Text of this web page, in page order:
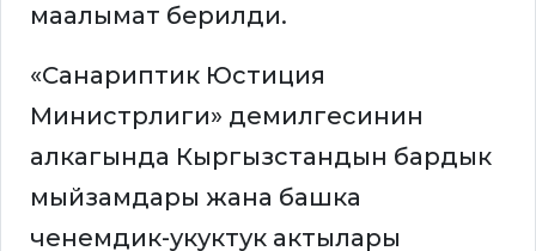
маалымат берилди.
«Санариптик Юстиция
Министрлиги» демилгесинин
алкагында Кыргызстандын бардык
мыйзамдары жана башка
ченемдик-укуктук актылары